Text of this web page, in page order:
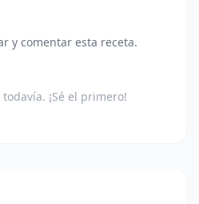
y comentar esta receta.
¡Sé el primero!